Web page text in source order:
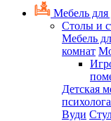
Мебель для
Столы и
Мебель
комнат
Детская
Вуди